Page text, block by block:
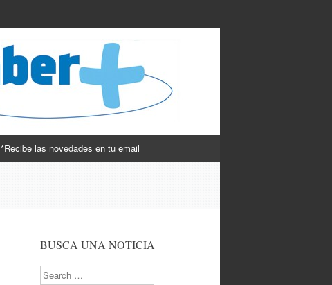
*Recibe las novedades en tu email
BUSCA UNA NOTICIA
Search